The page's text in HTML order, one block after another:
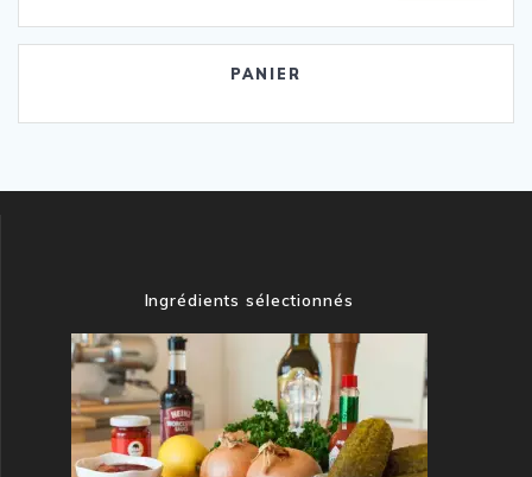
PANIER
Ingrédients sélectionnés